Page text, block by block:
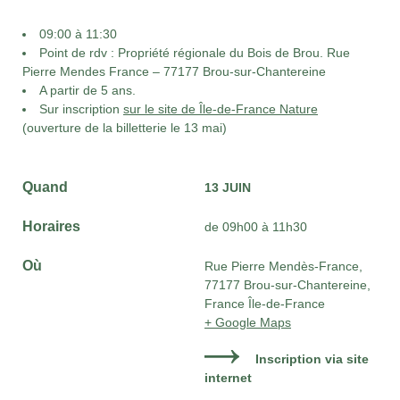
09:00 à 11:30
Point de rdv : Propriété régionale du Bois de Brou. Rue
Pierre Mendes France – 77177 Brou-sur-Chantereine
A partir de 5 ans.
Sur inscription sur le site de Île-de-France Nature
(ouverture de la billetterie le 13 mai)
Quand 13 JUIN
Horaires de 09h00 à 11h30
Où
Rue Pierre Mendès-France,
77177 Brou-sur-Chantereine,
France Île-de-France
+ Google Maps
Inscription via site
internet